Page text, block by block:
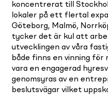
koncentrerat till
lokaler på ett flertal
Göteborg, Malmö,
tycker det är kul att
utvecklingen av våra
både finns en vinning för
vara en engagerad
genomsyras av en
beslutsvägar vilket